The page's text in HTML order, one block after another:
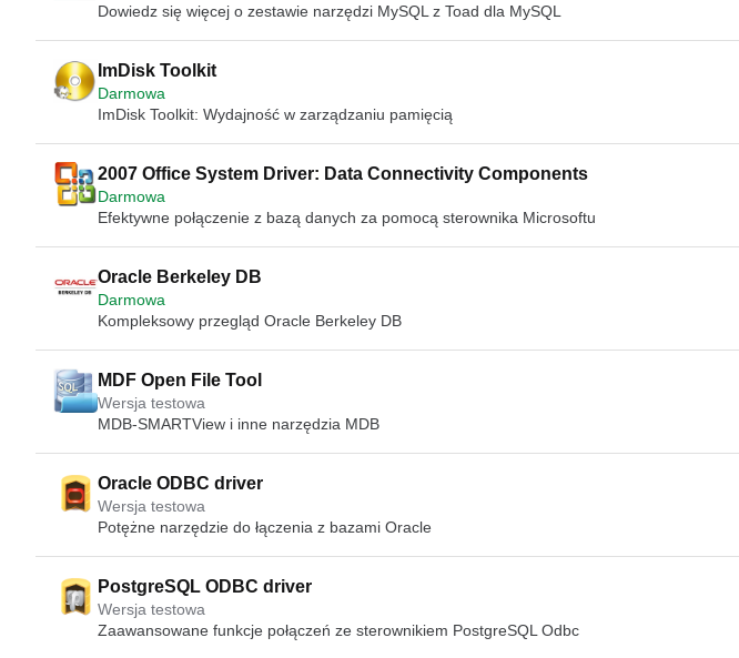
Dowiedz się więcej o zestawie narzędzi MySQL z Toad dla MySQL
ImDisk Toolkit
Darmowa
ImDisk Toolkit: Wydajność w zarządzaniu pamięcią
2007 Office System Driver: Data Connectivity Components
Darmowa
Efektywne połączenie z bazą danych za pomocą sterownika Microsoftu
Oracle Berkeley DB
Darmowa
Kompleksowy przegląd Oracle Berkeley DB
MDF Open File Tool
Wersja testowa
MDB-SMARTView i inne narzędzia MDB
Oracle ODBC driver
Wersja testowa
Potężne narzędzie do łączenia z bazami Oracle
PostgreSQL ODBC driver
Wersja testowa
Zaawansowane funkcje połączeń ze sterownikiem PostgreSQL Odbc